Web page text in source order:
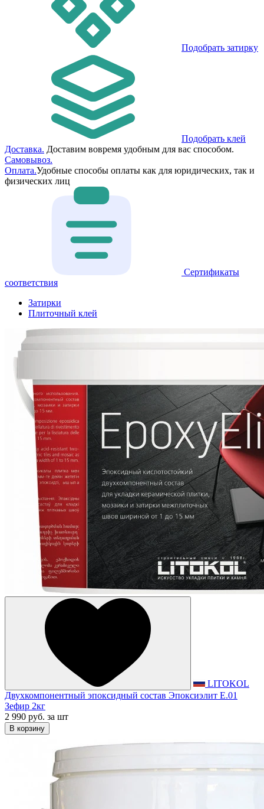
Подобрать затирку
Подобрать клей
Доставка. Доставим вовремя удобным для вас способом.
Самовывоз.
Оплата.Удобные способы оплаты как для юридических, так и
физических лиц
Сертификаты
соответствия
Затирки
Плиточный клей
LITOKOL
Двухкомпонентный эпоксидный состав Эпоксиэлит E.01
Зефир 2кг
2 990 руб. за шт
В корзину